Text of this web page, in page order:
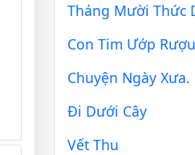
Chuyện Ngày Xưa.
Đi Dưới Cây
Vết Thu